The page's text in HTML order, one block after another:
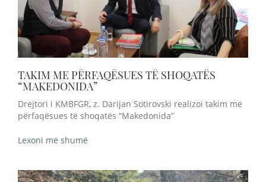
TAKIM ME PËRFAQËSUES TË SHOQATËS
“MAKEDONIDA”
Drejtori i KMBFGR, z. Darijan Sotirovski realizoi takim me
përfaqësues të shoqatës “Makedonida”
Lexoni më shumë